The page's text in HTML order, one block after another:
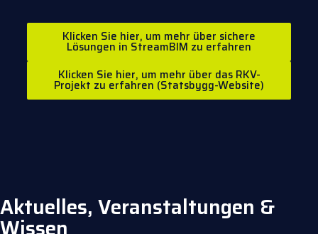
Klicken Sie hier, um mehr über sichere
Lösungen in StreamBIM zu erfahren
Klicken Sie hier, um mehr über das RKV-
Projekt zu erfahren (Statsbygg-Website)
Aktuelles, Veranstaltungen &